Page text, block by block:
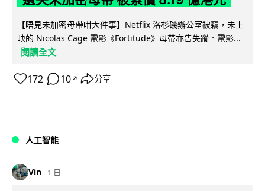
【唔見未加密母帶咁大件事】Netflix 洛杉磯辦公室被竊，未上
映的 Nicolas Cage 電影《Fortitude》母帶亦告失蹤。電影...
閱讀全文
172 10 ↗ 分享
人工智能
Vin 1 日